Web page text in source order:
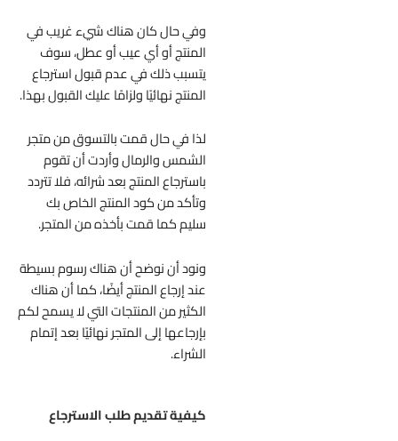
وفي حال كان هناك شيء غريب في
المنتج أو أي عيب أو عطل، سوف
يتسبب ذلك في عدم قبول استرجاع
المنتج نهائيًا ولزامًا عليك القبول بهذا.
لذا في حال قمت بالتسوق من متجر
الشمس والرمال وأردت أن تقوم
باسترجاع المنتج بعد شرائه، فلا تتردد
وتأكد من كود المنتج الخاص بك
سليم كما قمت بأخذه من المتجر.
ونود أن نوضح أن هناك رسوم بسيطة
عند إرجاع المنتج أيضًا، كما أن هناك
الكثير من المنتجات التي لا يسمح لكم
بإرجاعها إلى المتجر نهائيًا بعد إتمام
الشراء.
كيفية تقديم طلب الاسترجاع